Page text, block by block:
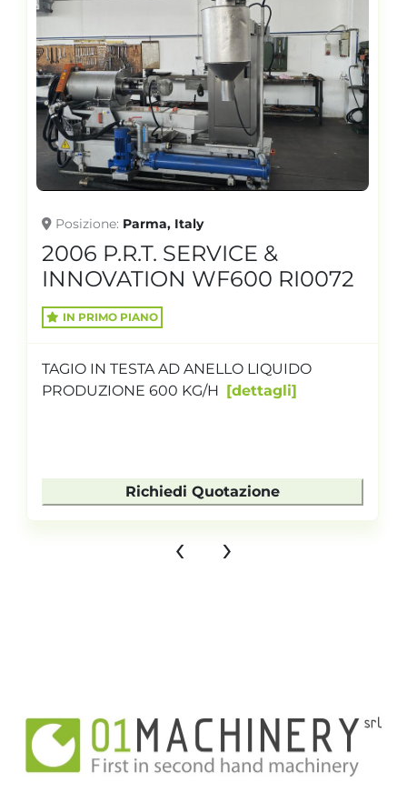
Posizione Parma, Italy
2006 P.R.T. SERVICE &
INNOVATION WF600 RI0072
IN PRIMO PIANO
TAGIO IN TESTA AD ANELLO LIQUIDO
PRODUZIONE 600 KG/H
dettagli
Richiedi Quotazione
‹ ›